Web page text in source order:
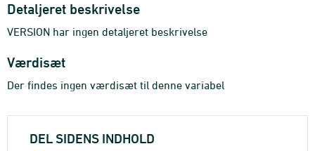
Detaljeret beskrivelse
VERSION har ingen detaljeret beskrivelse
Værdisæt
Der findes ingen værdisæt til denne variabel
DEL SIDENS INDHOLD